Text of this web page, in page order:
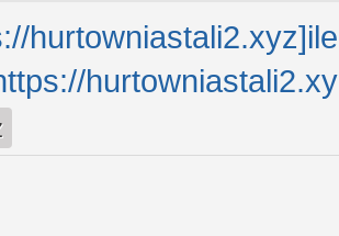
hurtowniastali2.xyz]ile